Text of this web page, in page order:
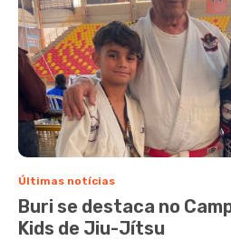
Últimas notícias
Buri se destaca no
Kids de Jiu-Jítsu